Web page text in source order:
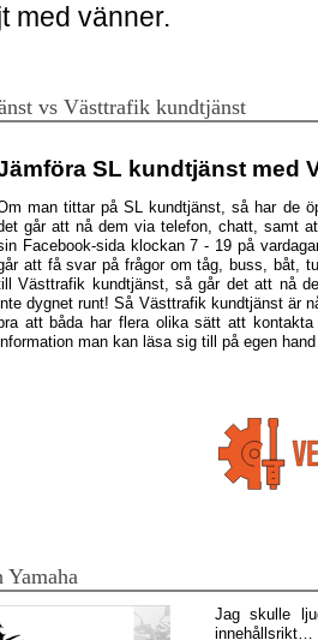
med vänner.
vs Västtrafik kundtjänst
SL kundtjänst med
man tittar påSL kundtjänst, så har de
går att nå dem via telefon, chatt, samt
Facebook-sida klockan 7 - 19 på
att få svar på frågor om tåg, buss, båt,
Västtrafik kundtjänst, så går det att nå
dygnet runt! Så Västtrafik kundtjänst är
bra att båda har flera olika sätt att
man kan läsa sig till på egen
Jag skulle
innehållsrikt…